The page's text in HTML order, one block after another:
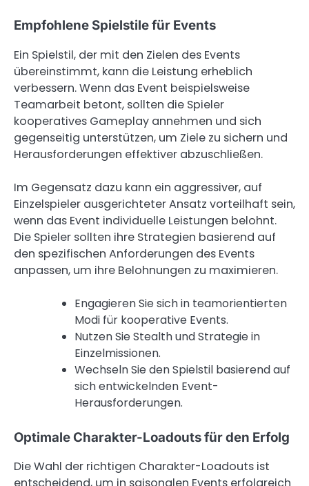
Empfohlene Spielstile für Events
Ein Spielstil, der mit den Zielen des Events
übereinstimmt, kann die Leistung erheblich
verbessern. Wenn das Event beispielsweise
Teamarbeit betont, sollten die Spieler
kooperatives Gameplay annehmen und sich
gegenseitig unterstützen, um Ziele zu sichern und
Herausforderungen effektiver abzuschließen.
Im Gegensatz dazu kann ein aggressiver, auf
Einzelspieler ausgerichteter Ansatz vorteilhaft sein,
wenn das Event individuelle Leistungen belohnt.
Die Spieler sollten ihre Strategien basierend auf
den spezifischen Anforderungen des Events
anpassen, um ihre Belohnungen zu maximieren.
Engagieren Sie sich in teamorientierten
Modi für kooperative Events.
Nutzen Sie Stealth und Strategie in
Einzelmissionen.
Wechseln Sie den Spielstil basierend auf
sich entwickelnden Event-
Herausforderungen.
Optimale Charakter-Loadouts für den Erfolg
Die Wahl der richtigen Charakter-Loadouts ist
entscheidend, um in saisonalen Events erfolgreich